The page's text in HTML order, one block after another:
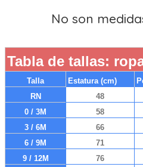
No son
Tabla de tallas:
Talla Estatura (cm)
RN
48
0 / 3M
58
3 / 6M
66
6 / 9M
71
9 / 12M
76